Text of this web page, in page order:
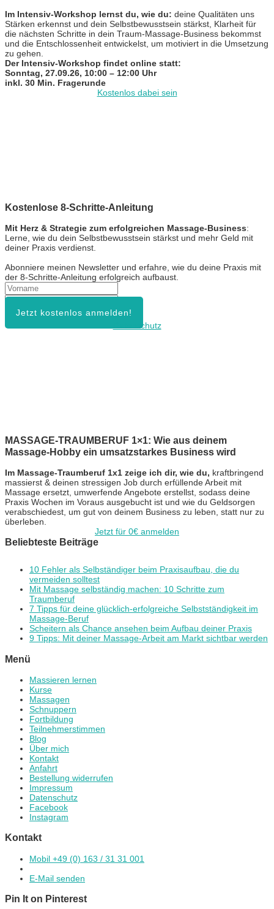
Im Intensiv-Workshop lernst du, wie du: deine Qualitäten uns
Stärken erkennst und dein Selbstbewusstsein stärkst, Klarheit für
die nächsten Schritte in dein Traum-Massage-Business bekommst
und die Entschlossenheit entwickelst, um motiviert in die Umsetzung
zu gehen.
Der Intensiv-Workshop findet online statt:
Sonntag, 27.09.26, 10:00 – 12:00 Uhr
inkl. 30 Min. Fragerunde
Kostenlos dabei sein
Kostenlose 8-Schritte-Anleitung
Mit Herz & Strategie zum erfolgreichen Massage-Business:
Lerne, wie du dein Selbstbewusstsein stärkst und mehr Geld mit
deiner Praxis verdienst.
Abonniere meinen Newsletter und erfahre, wie du deine Praxis mit
der 8-Schritte-Anleitung erfolgreich aufbaust.
Jetzt kostenlos anmelden!
Datenschutz
MASSAGE-TRAUMBERUF 1×1: Wie aus deinem
Massage-Hobby ein umsatzstarkes Business wird
Im Massage-Traumberuf 1x1 zeige ich dir, wie du, kraftbringend
massierst & deinen stressigen Job durch erfüllende Arbeit mit
Massage ersetzt, umwerfende Angebote erstellst, sodass deine
Praxis Wochen im Voraus ausgebucht ist und wie du Geldsorgen
verabschiedest, um gut von deinem Business zu leben, statt nur zu
überleben.
Jetzt für 0€ anmelden
Beliebteste Beiträge
10 Fehler als Selbständiger beim Praxisaufbau, die du
vermeiden solltest
Mit Massage selbständig machen: 10 Schritte zum
Traumberuf
7 Tipps für deine glücklich-erfolgreiche Selbstständigkeit im
Massage-Beruf
Scheitern als Chance ansehen beim Aufbau deiner Praxis
9 Tipps: Mit deiner Massage-Arbeit am Markt sichtbar werden
Menü
Massieren lernen
Kurse
Massagen
Schnuppern
Fortbildung
Teilnehmerstimmen
Blog
Über mich
Kontakt
Anfahrt
Bestellung widerrufen
Impressum
Datenschutz
Facebook
Instagram
Kontakt
Mobil +49 (0) 163 / 31 31 001
E-Mail senden
Pin It on Pinterest